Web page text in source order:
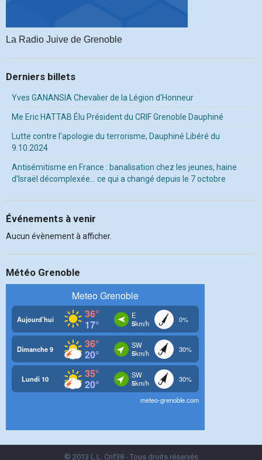
La Radio Juive de Grenoble
Derniers billets
Yves GANANSIA Chevalier de la Légion d'Honneur
Me Eric HATTAB Élu Président du CRIF Grenoble Dauphiné
Lutte contre l'apologie du terrorisme, Dauphiné Libéré du
9.10.2024
Antisémitisme en France : banalisation chez les jeunes, haine
d’Israël décomplexée… ce qui a changé depuis le 7 octobre
Événements à venir
Aucun évènement à afficher.
Météo Grenoble
© 2013 L.L. Crif38 - Tous droits réservés